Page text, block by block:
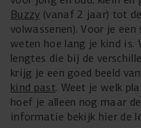
Buzzy (vanaf 2 jaar) tot de
volwassenen). Voor je
weten hoe lang je kind is.
lengtes die bij de
krijg je een goed beeld van
kind past. Weet je welk
hoef je alleen nog maar
informatie bekijk hier de